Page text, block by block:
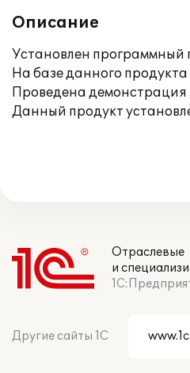
Описание
Установлен программный
На базе данного
Проведена демонстрация
Данный продукт
Отраслевые
и
Другие сайты 1С